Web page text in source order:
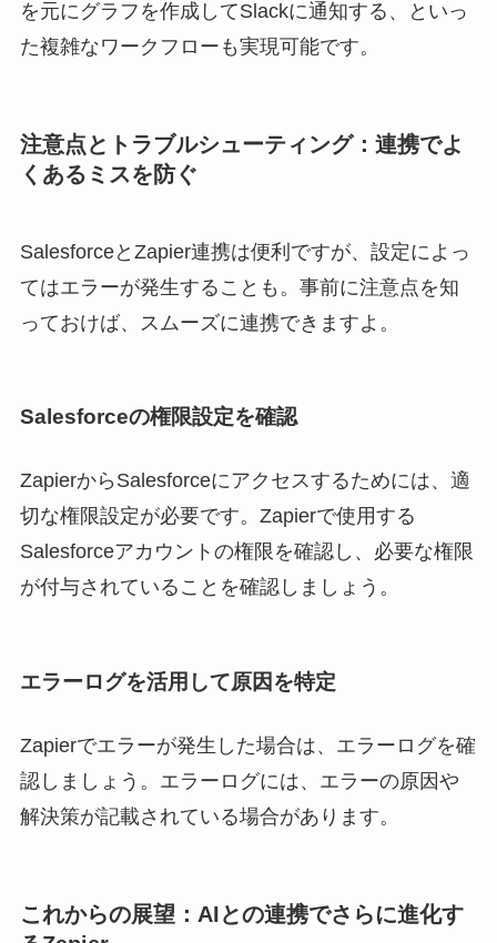
を元にグラフを作成してSlackに通知する、といっ
た複雑なワークフローも実現可能です。
注意点とトラブルシューティング：連携でよ
くあるミスを防ぐ
SalesforceとZapier連携は便利ですが、設定によっ
てはエラーが発生することも。事前に注意点を知
っておけば、スムーズに連携できますよ。
Salesforceの権限設定を確認
ZapierからSalesforceにアクセスするためには、適
切な権限設定が必要です。Zapierで使用する
Salesforceアカウントの権限を確認し、必要な権限
が付与されていることを確認しましょう。
エラーログを活用して原因を特定
Zapierでエラーが発生した場合は、エラーログを確
認しましょう。エラーログには、エラーの原因や
解決策が記載されている場合があります。
これからの展望：AIとの連携でさらに進化す